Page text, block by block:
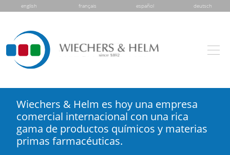
english français español deutsch
Wiechers & Helm es hoy una empresa
comercial internacional con una rica
gama de productos químicos y materias
primas farmacéuticas.